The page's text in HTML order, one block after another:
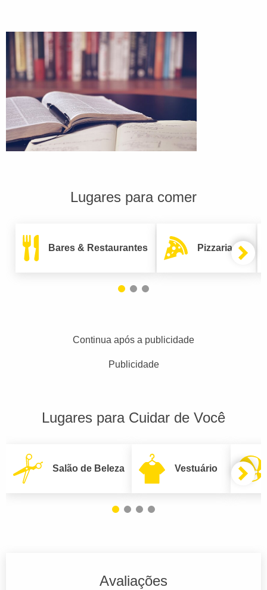
Lugares para comer
Bares & Restaurantes Pizzarias
Continua após a publicidade
Publicidade
Lugares para Cuidar de Você
Salão de Beleza Vestuário
Avaliações